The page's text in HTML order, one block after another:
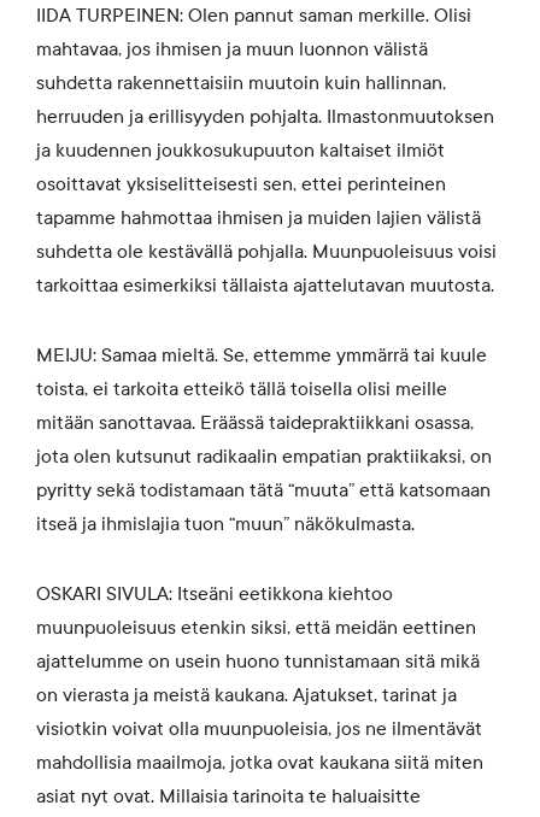
IIDA TURPEINEN: Olen pannut saman merkille. Olisi
mahtavaa, jos ihmisen ja muun luonnon välistä
suhdetta rakennettaisiin muutoin kuin hallinnan,
herruuden ja erillisyyden pohjalta. Ilmastonmuutoksen
ja kuudennen joukkosukupuuton kaltaiset ilmiöt
osoittavat yksiselitteisesti sen, ettei perinteinen
tapamme hahmottaa ihmisen ja muiden lajien välistä
suhdetta ole kestävällä pohjalla. Muunpuoleisuus voisi
tarkoittaa esimerkiksi tällaista ajattelutavan muutosta.
MEIJU: Samaa mieltä. Se, ettemme ymmärrä tai kuule
toista, ei tarkoita etteikö tällä toisella olisi meille
mitään sanottavaa. Eräässä taidepraktiikkani osassa,
jota olen kutsunut radikaalin empatian praktiikaksi, on
pyritty sekä todistamaan tätä “muuta” että katsomaan
itseä ja ihmislajia tuon “muun” näkökulmasta.
OSKARI SIVULA: Itseäni eetikkona kiehtoo
muunpuoleisuus etenkin siksi, että meidän eettinen
ajattelumme on usein huono tunnistamaan sitä mikä
on vierasta ja meistä kaukana. Ajatukset, tarinat ja
visiotkin voivat olla muunpuoleisia, jos ne ilmentävät
mahdollisia maailmoja, jotka ovat kaukana siitä miten
asiat nyt ovat. Millaisia tarinoita te haluaisitte